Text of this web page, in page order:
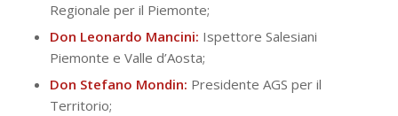
Regionale per il Piemonte;
Don Leonardo Mancini: Ispettore Salesiani
Piemonte e Valle d’Aosta;
Don Stefano Mondin: Presidente AGS per il
Territorio;